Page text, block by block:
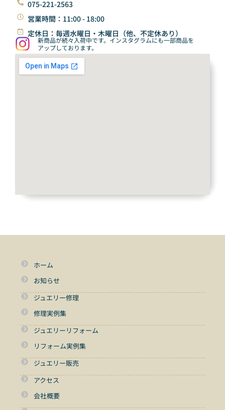
075-221-2563
営業時間：11:00 - 18:00
定休日：毎週水曜日・木曜日（他、不定休あり）
新商品が続々入荷中です。インスタグラムにも一部商品を
アップしております。
ホーム
お知らせ
ジュエリー修理
修理実例集
ジュエリーリフォーム
リフォーム実例集
ジュエリー販売
アクセス
会社概要